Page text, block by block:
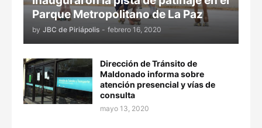
Parque Metropolitano de La Paz
by JBC de Piriápolis - febrero 16, 2020
Dirección de Tránsito de
Maldonado informa sobre
atención presencial y vías de
consulta
mayo 13, 2020